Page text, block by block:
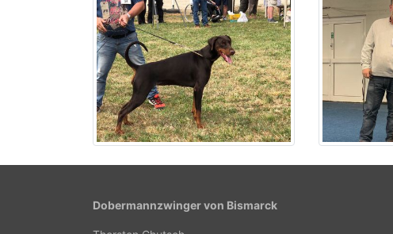
Dobermannzwinger von Bismarck